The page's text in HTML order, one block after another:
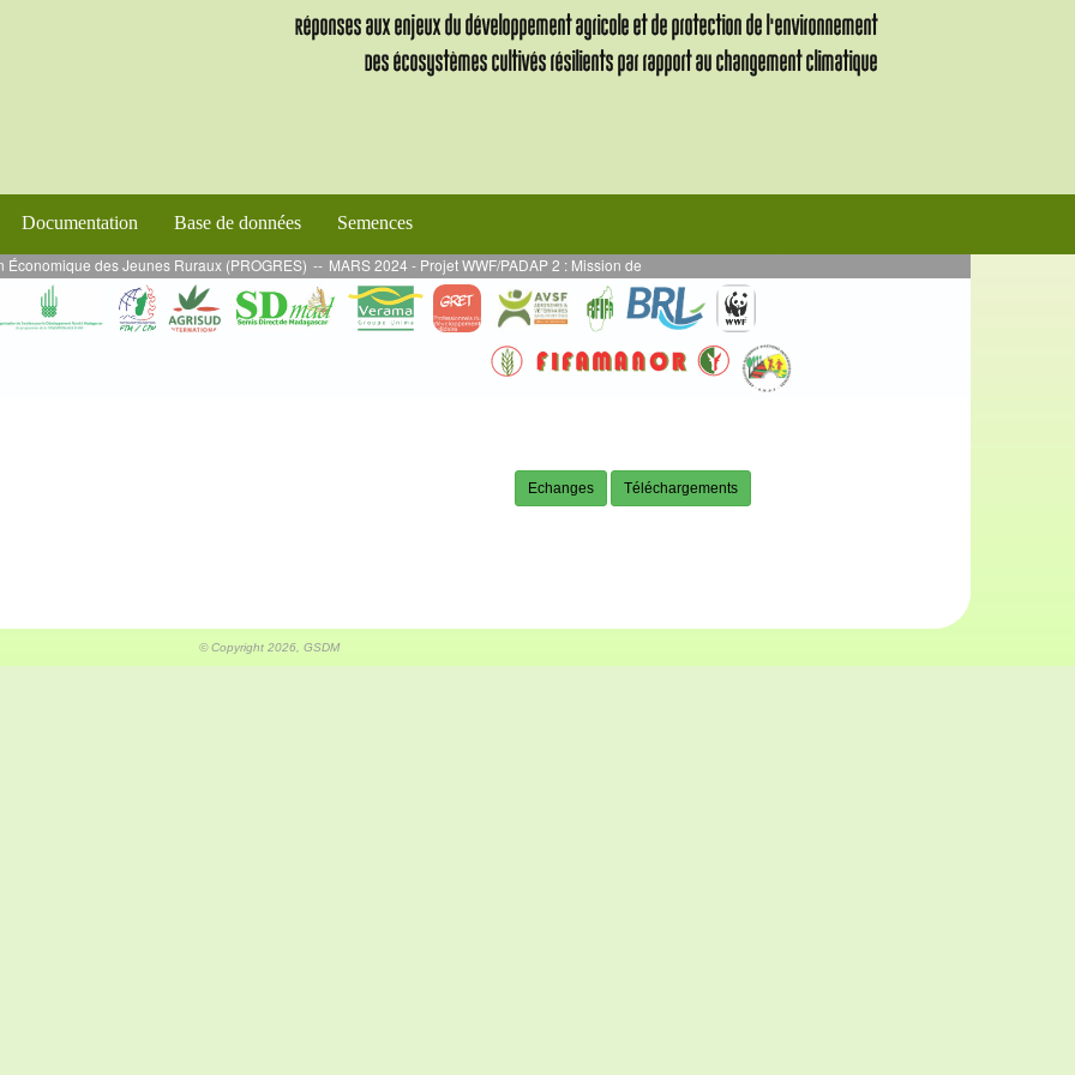
Documentation Base de données Semences
des Jeunes Ruraux (PROGRES) -- MARS 2024 - Projet WWF/PADAP 2 : Mission de supervision des activités en AE mises en œuvre en par DURRELL -
Echanges Téléchargements
© Copyright 2026, GSDM